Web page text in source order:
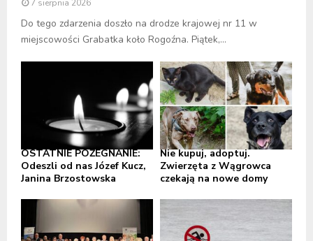
7 sierpnia 2026
Do tego zdarzenia doszło na drodze krajowej nr 11 w
miejscowości Grabatka koło Rogoźna. Piątek,...
OSTATNIE POŻEGNANIE:
Odeszli od nas Józef Kucz,
Janina Brzostowska
Nie kupuj, adoptuj.
Zwierzęta z Wągrowca
czekają na nowe domy